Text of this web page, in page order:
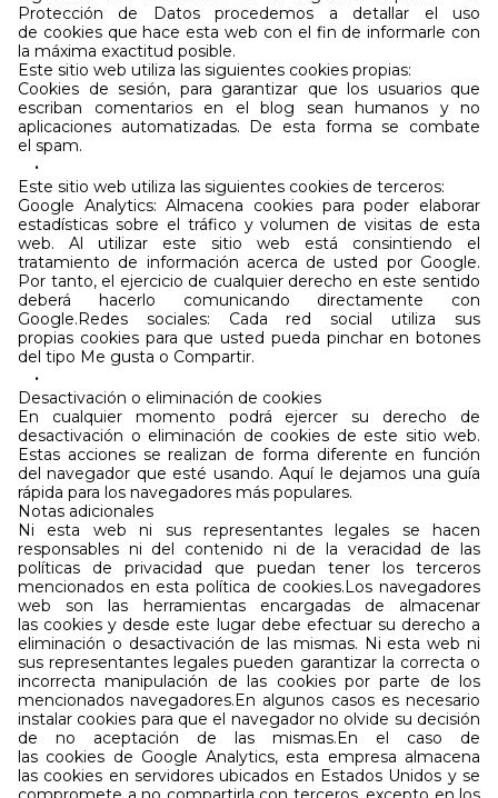
Protección de Datos procedemos a detallar el uso
de cookies que hace esta web con el fin de informarle con
la máxima exactitud posible.
Este sitio web utiliza las siguientes cookies propias:
Cookies de sesión, para garantizar que los usuarios que
escriban comentarios en el blog sean humanos y no
aplicaciones automatizadas. De esta forma se combate
el spam.
Este sitio web utiliza las siguientes cookies de terceros:
Google Analytics: Almacena cookies para poder elaborar
estadísticas sobre el tráfico y volumen de visitas de esta
web. Al utilizar este sitio web está consintiendo el
tratamiento de información acerca de usted por Google.
Por tanto, el ejercicio de cualquier derecho en este sentido
deberá hacerlo comunicando directamente con
Google.Redes sociales: Cada red social utiliza sus
propias cookies para que usted pueda pinchar en botones
del tipo Me gusta o Compartir.
Desactivación o eliminación de cookies
En cualquier momento podrá ejercer su derecho de
desactivación o eliminación de cookies de este sitio web.
Estas acciones se realizan de forma diferente en función
del navegador que esté usando. Aquí le dejamos una guía
rápida para los navegadores más populares.
Notas adicionales
Ni esta web ni sus representantes legales se hacen
responsables ni del contenido ni de la veracidad de las
políticas de privacidad que puedan tener los terceros
mencionados en esta política de cookies.Los navegadores
web son las herramientas encargadas de almacenar
las cookies y desde este lugar debe efectuar su derecho a
eliminación o desactivación de las mismas. Ni esta web ni
sus representantes legales pueden garantizar la correcta o
incorrecta manipulación de las cookies por parte de los
mencionados navegadores.En algunos casos es necesario
instalar cookies para que el navegador no olvide su decisión
de no aceptación de las mismas.En el caso de
las cookies de Google Analytics, esta empresa almacena
las cookies en servidores ubicados en Estados Unidos y se